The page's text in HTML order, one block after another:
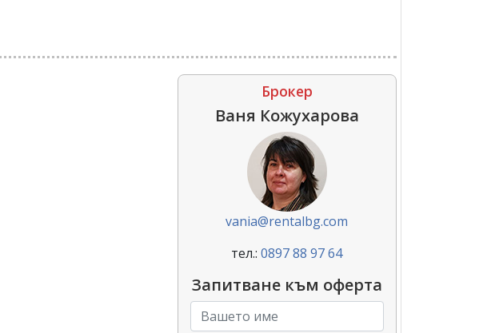
Брокер
Ваня Кожухарова
vania@rentalbg.com
тел.:0897 88 97 64
Запитване към оферта